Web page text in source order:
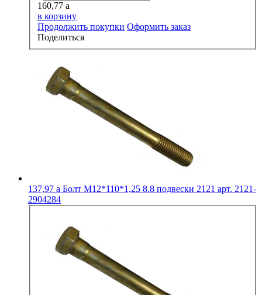
160,77 a
в корзину
Продолжить покупки Оформить заказ
Поделиться
137,97 a Болт М12*110*1,25 8.8 подвески 2121 арт. 2121-
2904284